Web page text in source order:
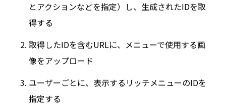
とアクションなどを指定）し、生成されたIDを取
得する
取得したIDを含むURLに、メニューで使用する画
像をアップロード
ユーザーごとに、表示するリッチメニューのIDを
指定する